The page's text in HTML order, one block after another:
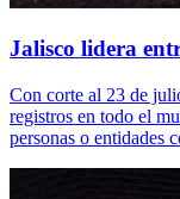
Jalisco lidera
Con corte al 23 de
registros en todo el
personas o entidades